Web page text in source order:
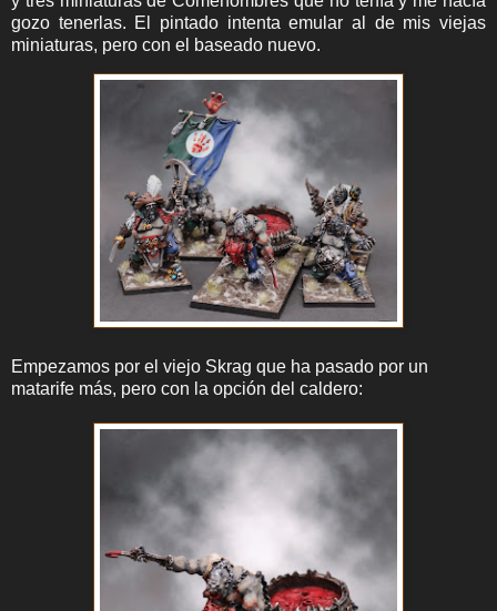
gozo tenerlas. El pintado intenta emular al de mis viejas
miniaturas, pero con el baseado nuevo.
Empezamos por el viejo Skrag que ha pasado por un
matarife más, pero con la opción del caldero: